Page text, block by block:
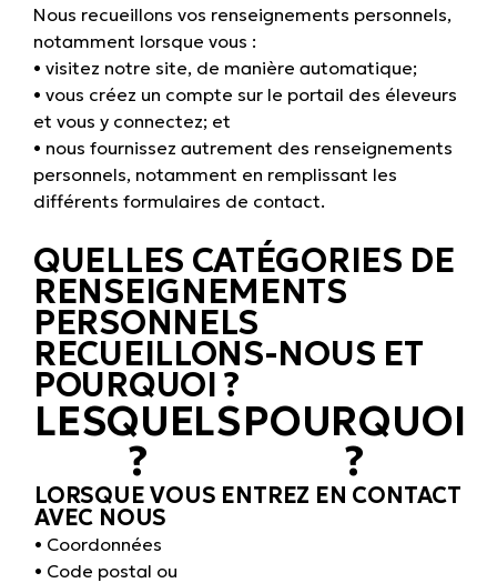
Nous recueillons vos renseignements personnels,
notamment lorsque vous :
• visitez notre site, de manière automatique;
• vous créez un compte sur le portail des éleveurs
et vous y connectez; et
• nous fournissez autrement des renseignements
personnels, notamment en remplissant les
différents formulaires de contact.
QUELLES CATÉGORIES DE
RENSEIGNEMENTS
PERSONNELS
RECUEILLONS-NOUS ET
POURQUOI ?
LESQUELS
?
POURQUOI
?
LORSQUE VOUS ENTREZ EN CONTACT
AVEC NOUS
• Coordonnées
• Code postal ou